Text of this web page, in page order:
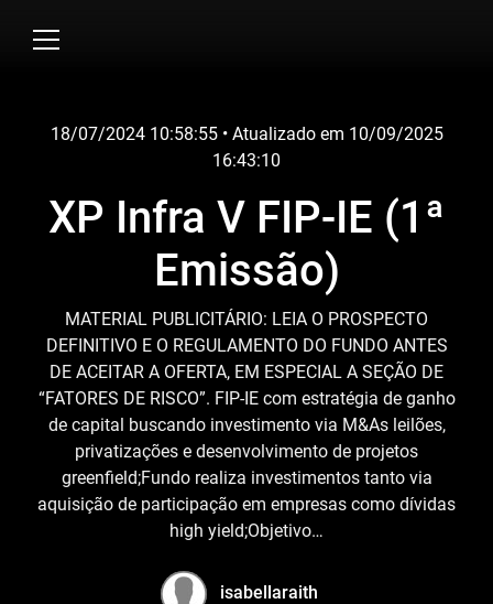
18/07/2024 10:58:55• Atualizado em 10/09/2025
16:43:10
XP Infra V FIP-IE (1ª
Emissão)
MATERIAL PUBLICITÁRIO: LEIA O PROSPECTO
DEFINITIVO E O REGULAMENTO DO FUNDO ANTES
DE ACEITAR A OFERTA, EM ESPECIAL A SEÇÃO DE
“FATORES DE RISCO”. FIP-IE com estratégia de ganho
de capital buscando investimento via M&As leilões,
privatizações e desenvolvimento de projetos
greenfield;Fundo realiza investimentos tanto via
aquisição de participação em empresas como dívidas
high yield;Objetivo…
isabellaraith